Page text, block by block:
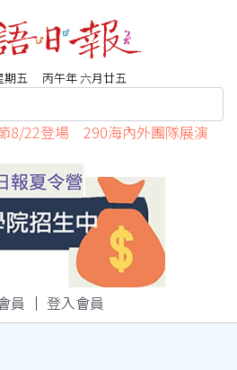
期五 丙午年 六月廿五
8/22登場 290海內外團隊展演
員 ｜ 登入會員